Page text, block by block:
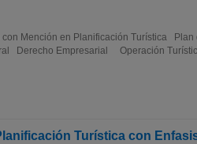
con Mención en Planificación Turística Plan
Derecho Empresarial Operación
Turística con